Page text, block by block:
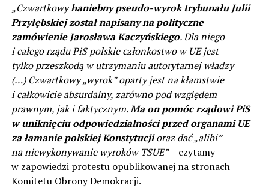
„Czwartkowyhaniebny pseudo-wyrok trybunału Julii
Przyłębskiej został napisany na polityczne
zamówienie Jarosława Kaczyńskiego. Dla niego
i całego rządu PiS polskie członkostwo w UE jest
tylko przeszkodą w utrzymaniu autorytarnej władzy
(…) Czwartkowy „wyrok” oparty jest na kłamstwie
i całkowicie absurdalny, zarówno pod względem
prawnym, jak i faktycznym.Ma on pomóc rządowi PiS
w uniknięciu odpowiedzialności przed organami UE
za łamanie polskiej Konstytucjioraz dać „alibi”
na niewykonywanie wyroków TSUE”– czytamy
w zapowiedzi protestu opublikowanej na stronach
Komitetu Obrony Demokracji.